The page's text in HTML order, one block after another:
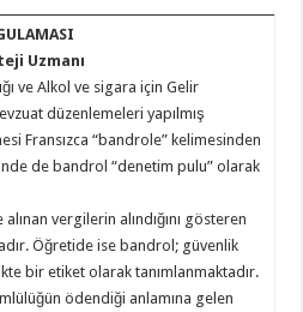
Uzmanı
ve Alkol ve sigara için Gelir
düzenlemeleri yapılmış
Fransızca “bandrole” kelimesinden
de bandrol “denetim pulu” olarak
vergilerin alındığını gösteren
Öğretide ise bandrol; güvenlik
bir etiket olarak tanımlanmaktadır.
ödendiği anlamına gelen